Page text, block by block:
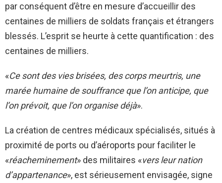
par conséquent d’être en mesure d’accueillir des
centaines de milliers de soldats français et étrangers
blessés. L’esprit se heurte à cette quantification : des
centaines de milliers.
«Ce sont des vies brisées, des corps meurtris, une
marée humaine de souffrance que l’on anticipe, que
l’on prévoit, que l’on organise déjà».
La création de centres médicaux spécialisés, situés à
proximité de ports ou d’aéroports pour faciliter le
«réacheminement» des militaires «vers leur nation
d’appartenance», est sérieusement envisagée, signe